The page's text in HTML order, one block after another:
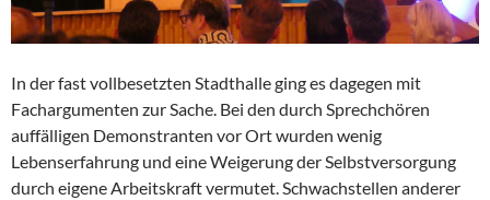
In der fast vollbesetzten Stadthalle ging es dagegen mit
Fachargumenten zur Sache. Bei den durch Sprechchören
auffälligen Demonstranten vor Ort wurden wenig
Lebenserfahrung und eine Weigerung der Selbstversorgung
durch eigene Arbeitskraft vermutet. Schwachstellen anderer